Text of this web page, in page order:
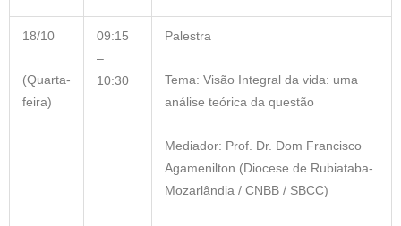
18/10
(Quarta-
feira)
09:15
–
10:30
Palestra
Tema: Visão Integral da vida: uma
análise teórica da questão
Mediador: Prof. Dr. Dom Francisco
Agamenilton (Diocese de Rubiataba-
Mozarlândia / CNBB / SBCC)